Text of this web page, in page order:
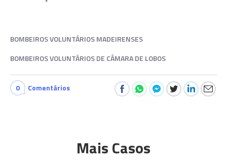
BOMBEIROS VOLUNTÁRIOS MADEIRENSES
BOMBEIROS VOLUNTÁRIOS DE CÂMARA DE LOBOS
0 Comentários
Mais Casos